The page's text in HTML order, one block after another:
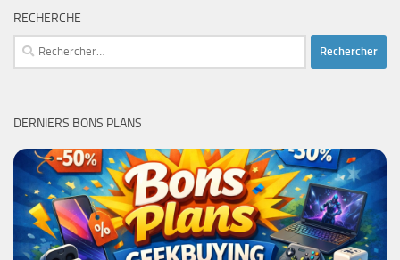
RECHERCHE
Rechercher :
DERNIERS BONS PLANS